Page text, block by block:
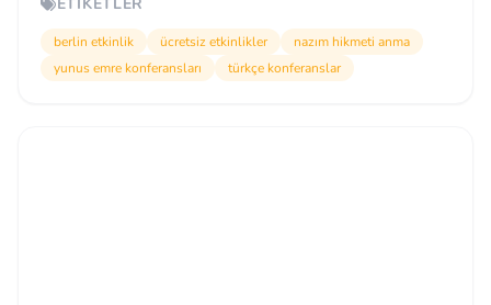
berlin etkinlik ücretsiz etkinlikler
nazım hikmeti anma
yunus emre konferansları
türkçe konferanslar